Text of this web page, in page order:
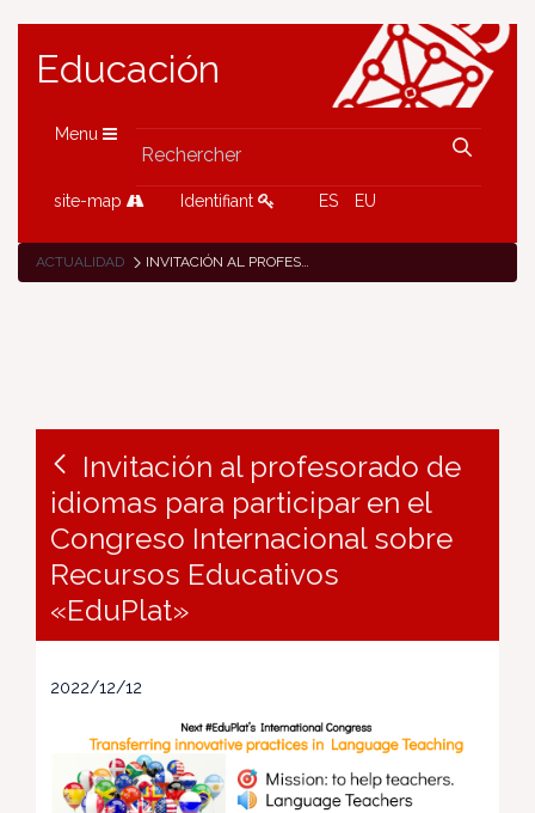
Educación
Menu
site-map Identifiant ES EU
ACTUALIDAD INVITACIÓN AL PROFESORADO DE IDIOMAS PARA PARTICIPAR EN EL CONGRESO INTERNACIONAL SOBRE RECURSOS EDUCATIVOS «EDUPLAT»
Invitación al profesorado de
idiomas para participar en el
Congreso Internacional sobre
Recursos Educativos
«EduPlat»
2022/12/12